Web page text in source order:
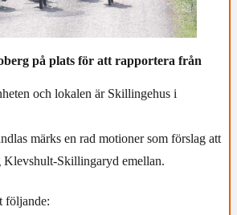
på plats för att rapportera från
och lokalen är Skillingehus i
märks en rad motioner som förslag att
Klevshult-Skillingaryd emellan.
följande: